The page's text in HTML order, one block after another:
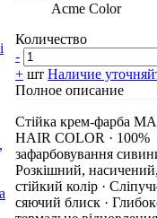
Acme Color
Количество
-
+ шт Наличие
Полное описание
Стійка крем-фарба
HAIR COLOR · 100%
зафарбовування
Розкішний,
стійкий колір ·
сяючий блиск ·